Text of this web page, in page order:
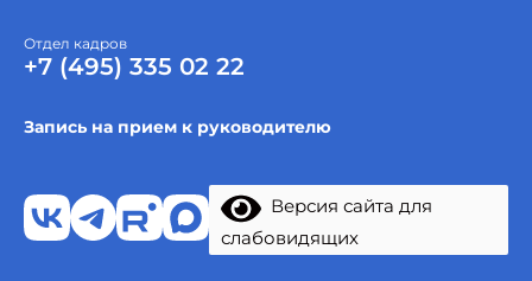
Отдел кадров
+7 (495) 335 02 22
Запись на прием к руководителю
Версия сайта для
слабовидящих